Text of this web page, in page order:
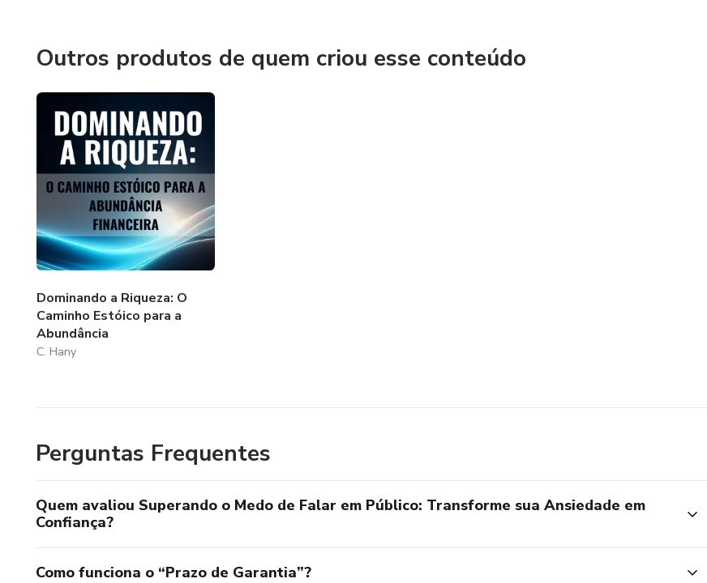
Outros produtos de quem criou esse conteúdo
Dominando a Riqueza: O
Caminho Estóico para a
Abundância
C. Hany
Perguntas Frequentes
Quem avaliou Superando o Medo de Falar em Público: Transforme sua Ansiedade em
Confiança?
Como funciona o “Prazo de Garantia”?